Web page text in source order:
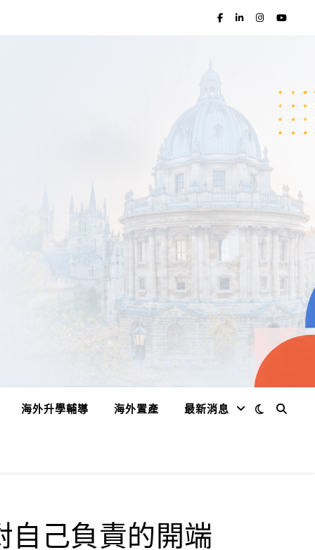
海外升學輔導 海外置產 最新消息
自己負責的開端